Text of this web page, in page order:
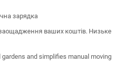
зарядка
ваших коштів. Низьке
and simplifies manual moving